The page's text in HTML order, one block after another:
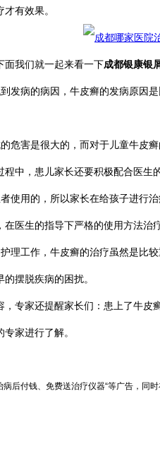
有效果。
面我们就一起来看一下成都银康银
病的病因，牛皮癣的发病原因
害是很大的，而对于儿童牛皮癣
中，患儿家长还要积极配合医生
用的，所以家长在给孩子进行
医生的指导下严格的使用方法治
工作，牛皮癣的治疗虽然是比
摆脱疾病的困扰。
，专家还提醒家长们：患上了牛
家进行了解。
后付钱、免费送治疗仪器“等广告，